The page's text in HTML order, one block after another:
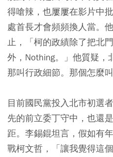
得嗆辣，也屢屢在影片中
處首長才會頻頻換人當。
止，「柯的政績除了把北
外，Nothing。」他質疑，
那叫行政細節。那個怎麼
目前國民黨投入北市初選
先的前立委丁守中，也還
距。李錫錕坦言，假如有
戰柯文哲，「讓我覺得這